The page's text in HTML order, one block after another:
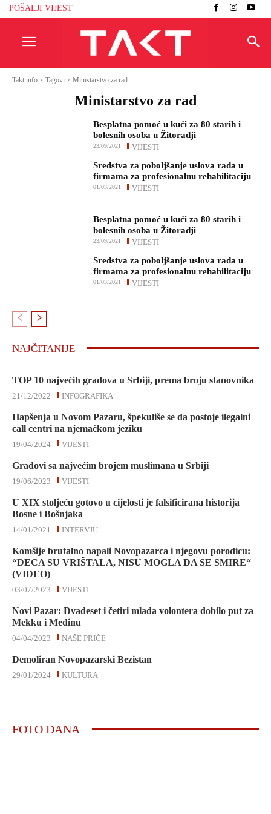
POŠALJI VIJEST
Takt info Tagovi Ministarstvo za rad
Ministarstvo za rad
Besplatna pomoć u kući za 80 starih i
bolesnih osoba u Žitoradji
VIJESTI
23/09/2021
Sredstva za poboljšanje uslova rada u
firmama za profesionalnu rehabilitaciju
VIJESTI
01/03/2021
Besplatna pomoć u kući za 80 starih i
bolesnih osoba u Žitoradji
VIJESTI
23/09/2021
Sredstva za poboljšanje uslova rada u
firmama za profesionalnu rehabilitaciju
VIJESTI
01/03/2021
NAJČITANIJE
TOP 10 najvećih gradova u Srbiji, prema broju stanovnika
INFOGRAFIKA
21/12/2022
Hapšenja u Novom Pazaru, špekuliše se da postoje ilegalni
call centri na njemačkom jeziku
VIJESTI
19/04/2024
Gradovi sa najvećim brojem muslimana u Srbiji
VIJESTI
19/06/2023
U XIX stoljeću gotovo u cijelosti je falsificirana historija
Bosne i Bošnjaka
INTERVJU
14/01/2021
Komšije brutalno napali Novopazarca i njegovu porodicu:
“DECA SU VRIŠTALA, NISU MOGLA DA SE SMIRE“
(VIDEO)
VIJESTI
03/07/2023
Novi Pazar: Dvadeset i četiri mlada volontera dobilo put za
Mekku i Medinu
NAŠE PRIČE
04/04/2023
Demoliran Novopazarski Bezistan
KULTURA
29/01/2024
FOTO DANA